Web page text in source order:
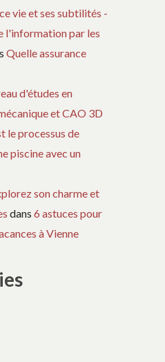
vie et ses subtilités -
l'information par les
Quelle assurance
d'études en
et CAO 3D
le processus de
piscine avec un
son charme et
dans6 astuces pour
à Vienne